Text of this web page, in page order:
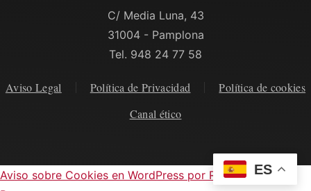
C/ Media Luna, 43
31004 - Pamplona
Tel. 948 24 77 58
Aviso Legal Política de Privacidad
Política de cookies
Canal ético
ES
Aviso sobre Cookies en WordPress por Real Cookie